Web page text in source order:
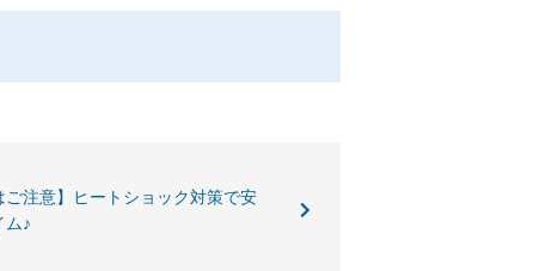
ご注意】ヒートショック対策で安
ム♪